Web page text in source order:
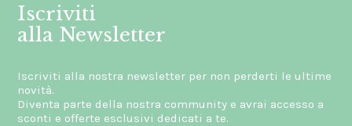
Iscriviti
alla Newsletter
Iscriviti alla nostra newsletter per non perderti le ultime
novità.
Diventa parte della nostra community e avrai accesso a
sconti e offerte esclusivi dedicati a te.